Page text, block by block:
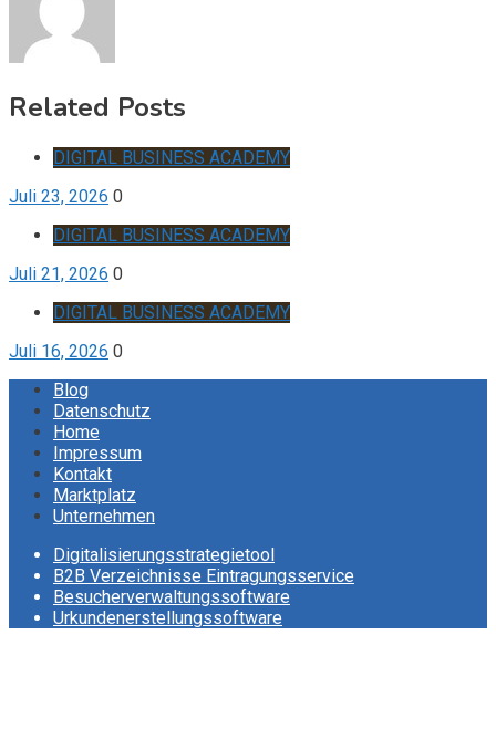
Related Posts
DIGITAL BUSINESS ACADEMY
Juli 23, 2026 0
DIGITAL BUSINESS ACADEMY
Juli 21, 2026 0
DIGITAL BUSINESS ACADEMY
Juli 16, 2026 0
Blog
Datenschutz
Home
Impressum
Kontakt
Marktplatz
Unternehmen
Digitalisierungsstrategietool
B2B Verzeichnisse Eintragungsservice
Besucherverwaltungssoftware
Urkundenerstellungssoftware